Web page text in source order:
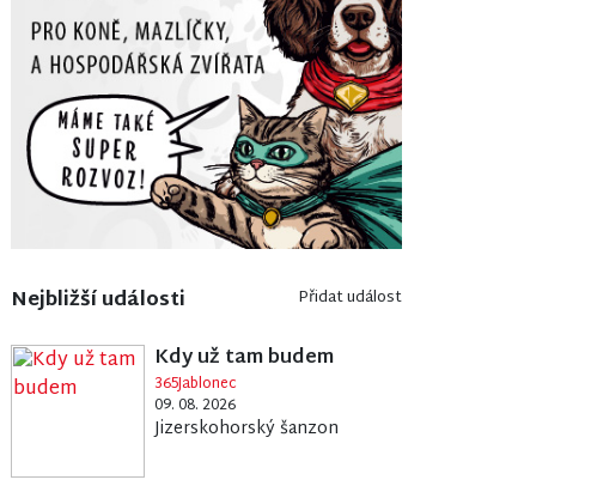
Nejbližší události Přidat událost
Kdy už tam budem
365Jablonec
09. 08. 2026
Jizerskohorský šanzon